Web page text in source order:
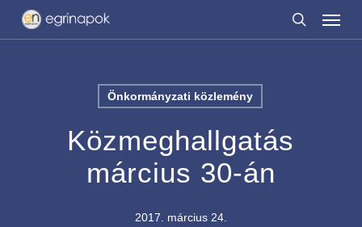
Skip
search
Menu
Önkormányzati közlemény
Közmeghallgatás
március 30-án
2017. március 24.